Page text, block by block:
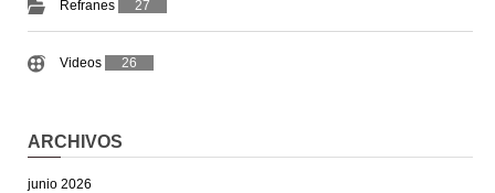
Refranes 27
Videos 26
ARCHIVOS
junio 2026